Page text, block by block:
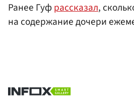
Ранее Гуфрассказал,
на содержание дочери